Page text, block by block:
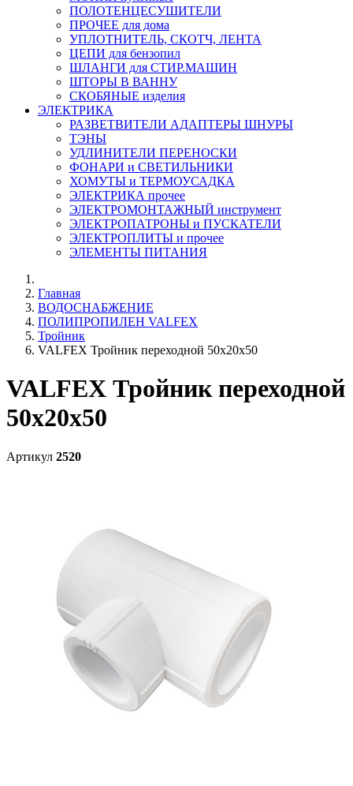
ПОЛОТЕНЦЕСУШИТЕЛИ
ПРОЧЕЕ для дома
УПЛОТНИТЕЛЬ, СКОТЧ, ЛЕНТА
ЦЕПИ для бензопил
ШЛАНГИ для СТИР.МАШИН
ШТОРЫ В ВАННУ
СКОБЯНЫЕ изделия
ЭЛЕКТРИКА
РАЗВЕТВИТЕЛИ АДАПТЕРЫ ШНУРЫ
ТЭНЫ
УДЛИНИТЕЛИ ПЕРЕНОСКИ
ФОНАРИ и СВЕТИЛЬНИКИ
ХОМУТЫ и ТЕРМОУСАДКА
ЭЛЕКТРИКА прочее
ЭЛЕКТРОМОНТАЖНЫЙ инструмент
ЭЛЕКТРОПАТРОНЫ и ПУСКАТЕЛИ
ЭЛЕКТРОПЛИТЫ и прочее
ЭЛЕМЕНТЫ ПИТАНИЯ
Главная
ВОДОСНАБЖЕНИЕ
ПОЛИПРОПИЛЕН VALFEX
Тройник
VALFEX Тройник переходной 50х20х50
VALFEX Тройник переходной
50х20х50
Артикул 2520